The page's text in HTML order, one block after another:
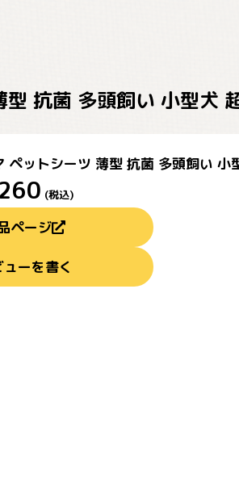
型 抗菌 多頭飼い 小型犬
ペットシーツ 薄型 抗菌 多頭飼い
(税込)
ページ
ューを書く